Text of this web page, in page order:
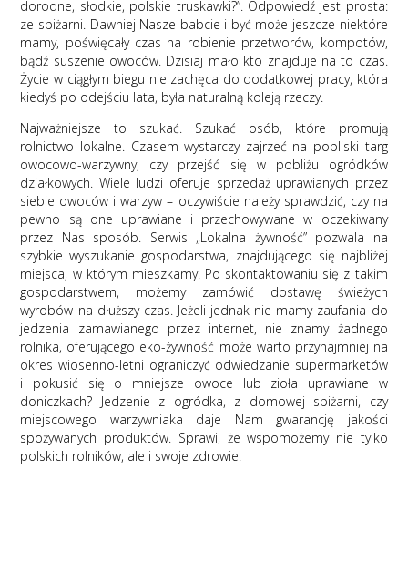
dorodne, słodkie, polskie truskawki?”. Odpowiedź jest prosta:
ze spiżarni. Dawniej Nasze babcie i być może jeszcze niektóre
mamy, poświęcały czas na robienie przetworów, kompotów,
bądź suszenie owoców. Dzisiaj mało kto znajduje na to czas.
Życie w ciągłym biegu nie zachęca do dodatkowej pracy, która
kiedyś po odejściu lata, była naturalną koleją rzeczy.
Najważniejsze to szukać. Szukać osób, które promują
rolnictwo lokalne. Czasem wystarczy zajrzeć na pobliski targ
owocowo-warzywny, czy przejść się w pobliżu ogródków
działkowych. Wiele ludzi oferuje sprzedaż uprawianych przez
siebie owoców i warzyw – oczywiście należy sprawdzić, czy na
pewno są one uprawiane i przechowywane w oczekiwany
przez Nas sposób. Serwis „Lokalna żywność” pozwala na
szybkie wyszukanie gospodarstwa, znajdującego się najbliżej
miejsca, w którym mieszkamy. Po skontaktowaniu się z takim
gospodarstwem, możemy zamówić dostawę świeżych
wyrobów na dłuższy czas. Jeżeli jednak nie mamy zaufania do
jedzenia zamawianego przez internet, nie znamy żadnego
rolnika, oferującego eko-żywność może warto przynajmniej na
okres wiosenno-letni ograniczyć odwiedzanie supermarketów
i pokusić się o mniejsze owoce lub zioła uprawiane w
doniczkach? Jedzenie z ogródka, z domowej spiżarni, czy
miejscowego warzywniaka daje Nam gwarancję jakości
spożywanych produktów. Sprawi, że wspomożemy nie tylko
polskich rolników, ale i swoje zdrowie.